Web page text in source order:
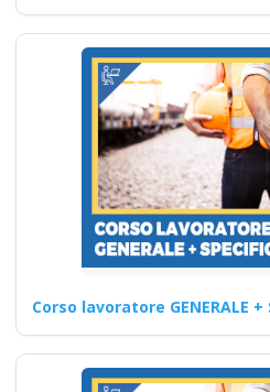
Datore di
Impara le
più
edilizia
Corso lavoratore GENERALE +